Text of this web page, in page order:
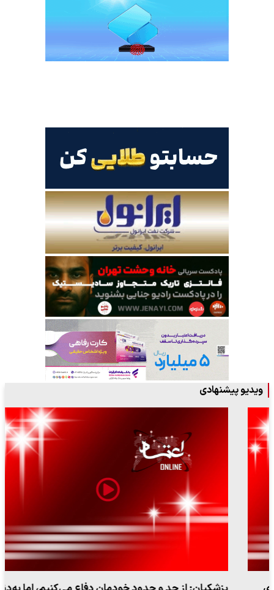
ویدیو پیشنهادی